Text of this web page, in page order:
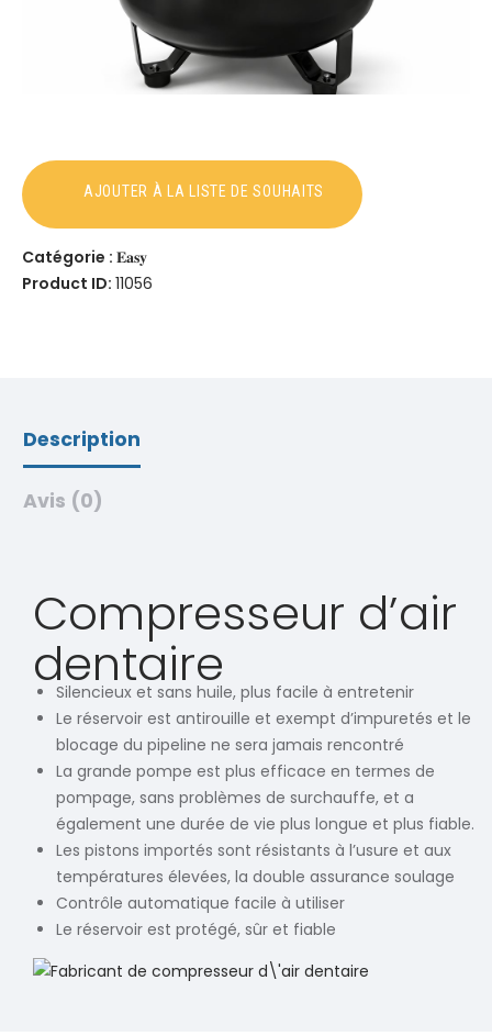
Catégorie : 𝐄𝐚𝐬𝐲
Product ID: 11056
Description
Avis (0)
Compresseur d’air
dentaire
Silencieux et sans huile, plus facile à entretenir
Le réservoir est antirouille et exempt d’impuretés et le
blocage du pipeline ne sera jamais rencontré
La grande pompe est plus efficace en termes de
pompage, sans problèmes de surchauffe, et a
également une durée de vie plus longue et plus fiable.
Les pistons importés sont résistants à l’usure et aux
températures élevées, la double assurance soulage
Contrôle automatique facile à utiliser
Le réservoir est protégé, sûr et fiable